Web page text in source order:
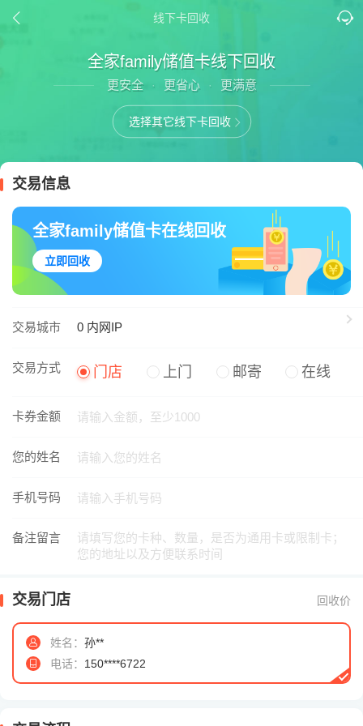
线下卡回收
全家family储值卡线下回收
更安全 · 更省心 · 更满意
选择其它线下卡回收
交易信息
全家family储值卡在线回收
立即回收
交易城市 0 内网IP
交易方式 门店 上门 邮寄 在线
卡券金额
您的姓名
手机号码
备注留言
交易门店 回收价
姓名： 孙**
电话： 150****6722